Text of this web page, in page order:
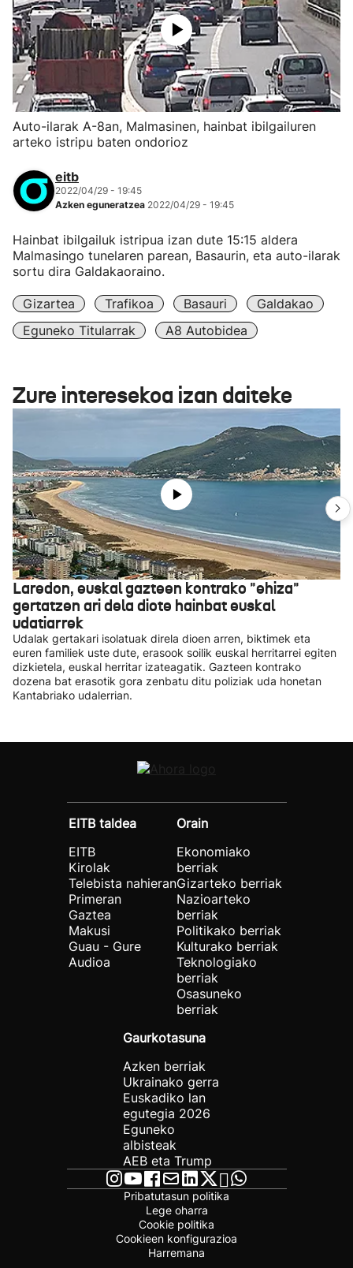
Auto-ilarak A-8an, Malmasinen, hainbat ibilgailuren
arteko istripu baten ondorioz
eitb
2022/04/29 - 19:45
Azken eguneratzea 2022/04/29 - 19:45
Hainbat ibilgailuk istripua izan dute 15:15 aldera
Malmasingo tunelaren parean, Basaurin, eta auto-ilarak
sortu dira Galdakaoraino.
Gizartea Trafikoa Basauri
Galdakao
Eguneko Titularrak
A8 Autobidea
Zure interesekoa izan daiteke
Laredon, euskal gazteen kontrako "ehiza"
gertatzen ari dela diote hainbat euskal
udatiarrek
Udalak gertakari isolatuak direla dioen arren, biktimek eta
euren familiek uste dute, erasook soilik euskal herritarrei egiten
dizkietela, euskal herritar izateagatik. Gazteen kontrako
dozena bat erasotik gora zenbatu ditu poliziak uda honetan
Kantabriako udalerrian.
EITB taldea
EITB
Kirolak
Telebista nahieran
Primeran
Gaztea
Makusi
Guau - Gure
Audioa
Orain
Ekonomiako
berriak
Gizarteko berriak
Nazioarteko
berriak
Politikako berriak
Kulturako berriak
Teknologiako
berriak
Osasuneko
berriak
Gaurkotasuna
Azken berriak
Ukrainako gerra
Euskadiko lan
egutegia 2026
Eguneko
albisteak
AEB eta Trump
Pribatutasun politika
Lege oharra
Cookie politika
Cookieen konfigurazioa
Harremana